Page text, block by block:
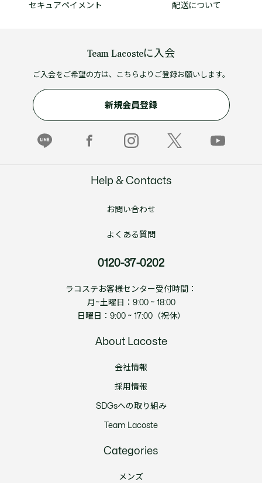
セキュアペイメント 配送について
Team Lacosteに入会
ご入会をご希望の方は、こちらよりご登録お願いします。
新規会員登録
Help & Contacts
お問い合わせ
よくある質問
0120-37-0202
ラコステお客様センター受付時間：
月~土曜日：9:00 ~ 18:00
日曜日：9:00 ~ 17:00（祝休）
About Lacoste
会社情報
採用情報
SDGsへの取り組み
Team Lacoste
Categories
メンズ